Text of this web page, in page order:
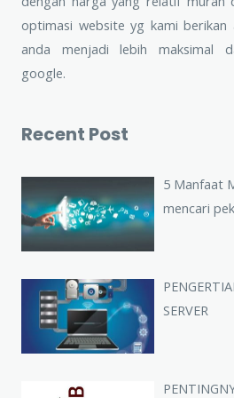
optimasi website yg kami berikan
anda menjadi lebih maksimal
google.
Recent Post
5 Manfaat
mencari
SERVER